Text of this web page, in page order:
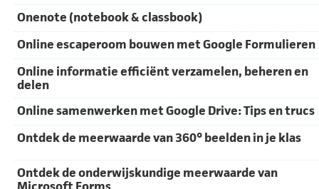
Onenote (notebook & classbook)
Online escaperoom bouwen met Google Formulieren
Online informatie efficiënt verzamelen, beheren en
delen
Online samenwerken met Google Drive: Tips en trucs
Ontdek de meerwaarde van 360° beelden in je klas
Ontdek de onderwijskundige meerwaarde van